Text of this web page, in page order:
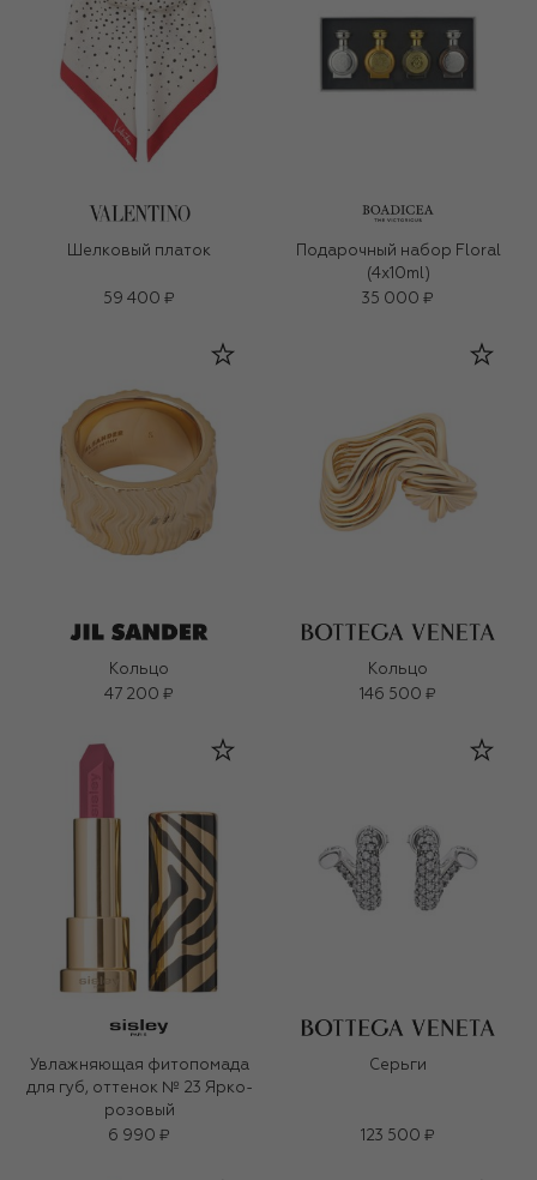
Шелковый платок
59 400 ₽
Подарочный набор Floral
(4x10ml)
35 000 ₽
Кольцо
47 200 ₽
Кольцо
146 500 ₽
Увлажняющая фитопомада
для губ, оттенок № 23 Ярко-
розовый
6 990 ₽
Серьги
123 500 ₽